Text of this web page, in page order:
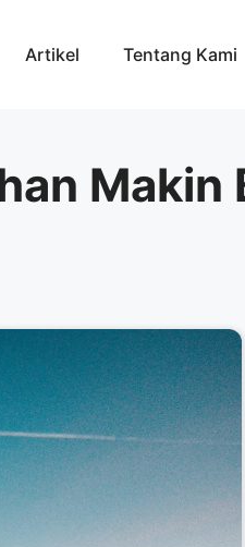
Artikel Tentang Kami
Makin